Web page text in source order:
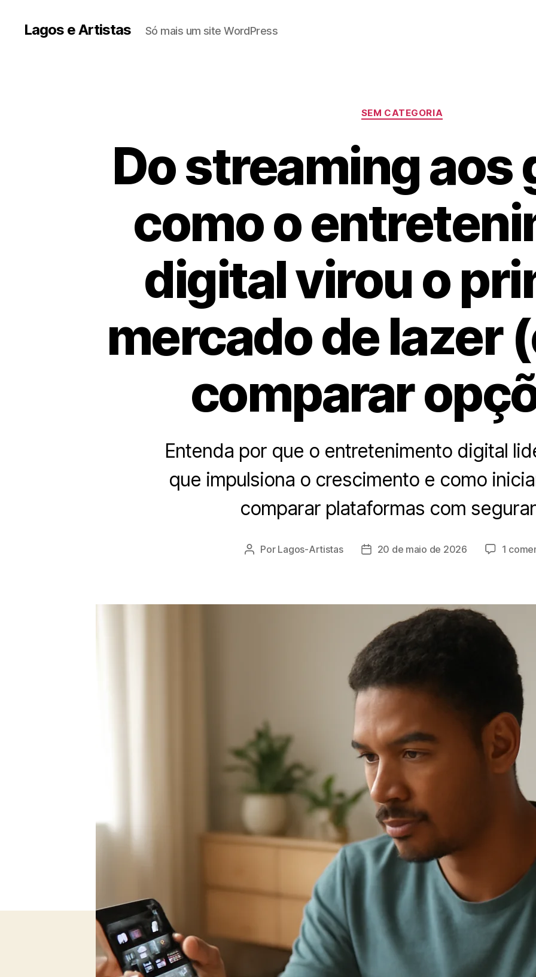
Lagos e Artistas Só mais um site WordPress
Categorias
SEM CATEGORIA
Do streaming aos
como o
digital virou o
mercado de lazer
comparar
Entenda por que o entretenimento digital
que impulsiona o crescimento e como
comparar plataformas com
Autor
Por Lagos-Artistas
Data20 de maio de 2026 1